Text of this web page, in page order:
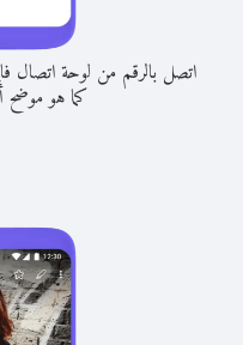
اتصل بالرقم من لوحة اتصال
كما هو موضح